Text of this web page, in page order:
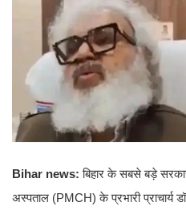
Bihar news: बिहार के सबसे बड़े
अस्पताल (PMCH) के प्रभारी प्राचार्य